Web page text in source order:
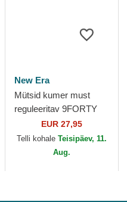
New Era
Mütsid kumer must
reguleeritav 9FORTY
Microfibre Los Angeles
Lakers NBA New Era
EUR 27,95
Telli kohale Teisipäev, 11.
Aug.